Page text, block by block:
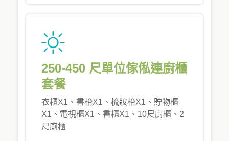
250-450 尺單位傢俬連廚櫃
套餐
衣櫃X1、書枱X1、梳妝枱X1、貯物櫃
X1、電視櫃X1、書櫃X1、10尺廚櫃、2
尺廁櫃